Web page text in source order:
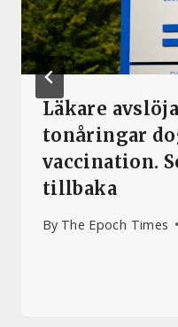
Läkare
tonåringar
vaccination.
tillbaka
By The Epoch Times